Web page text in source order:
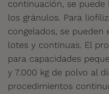
continuación, se
los gránulos. Para
congelados, se
lotes y continuas. El
para capacidades
y 7.000 kg de polvo al
procedimientos